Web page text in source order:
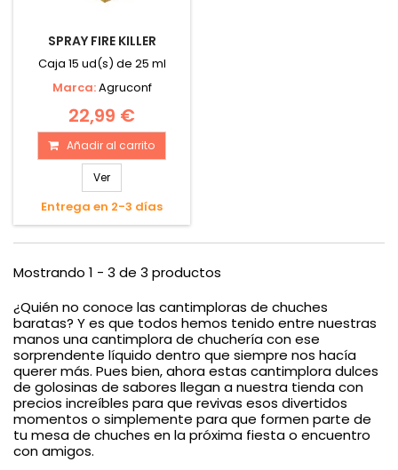
SPRAY FIRE KILLER
Caja 15 ud(s) de 25 ml
Marca:Agruconf
22,99 €
Añadir al carrito
Ver
Entrega en 2-3 días
Mostrando 1 - 3 de 3 productos
¿Quién no conoce las cantimploras de chuches
baratas? Y es que todos hemos tenido entre nuestras
manos una cantimplora de chuchería con ese
sorprendente líquido dentro que siempre nos hacía
querer más. Pues bien, ahora estas cantimplora dulces
de golosinas de sabores llegan a nuestra tienda con
precios increíbles para que revivas esos divertidos
momentos o simplemente para que formen parte de
tu mesa de chuches en la próxima fiesta o encuentro
con amigos.